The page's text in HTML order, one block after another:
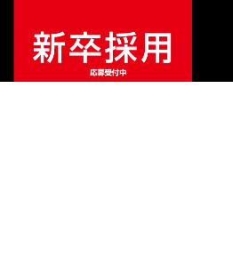
販売価格¥394,900 （税込）